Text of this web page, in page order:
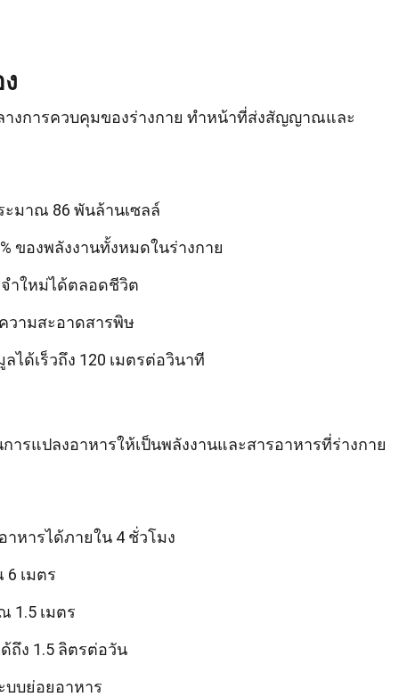
างการควบคุมของร่างกาย ทำหน้าที่ส่งสัญญาณและ
มาณ 86 พันล้านเซลล์
ของพลังงานทั้งหมดในร่างกาย
ำใหม่ได้ตลอดชีวิต
วามสะอาดสารพิษ
ได้เร็วถึง 120 เมตรต่อวินาที
รแปลงอาหารให้เป็นพลังงานและสารอาหารที่ร่างกาย
าหารได้ภายใน 4 ชั่วโมง
เมตร
1.5 เมตร
ถึง 1.5 ลิตรต่อวัน
บบย่อยอาหาร